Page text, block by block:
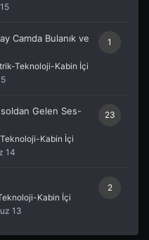
1
Camda Bulanık ve
Teknoloji-Kabin İçi
23
Gelen Ses-
Kabin İçi
14
2
Kabin İçi
13